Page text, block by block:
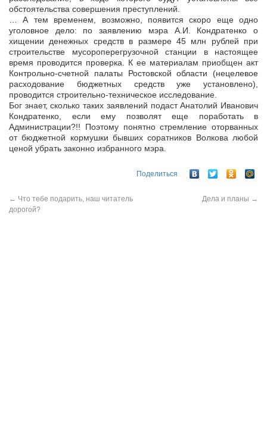
обстоятельства совершения преступлений.
… А тем временем, возможно, появится скоро еще одно
уголовное дело: по заявлению мэра А.И. Кондратенко о
хищении денежных средств в размере 45 млн рублей при
строительстве мусороперегрузочной станции в настоящее
время проводится проверка. К ее материалам приобщен акт
Контрольно-счетной палаты Ростовской области (нецелевое
расходование бюджетных средств уже установлено),
проводится строительно-техническое исследование.
Бог знает, сколько таких заявлений подаст Анатолий Иванович
Кондратенко, если ему позволят еще поработать в
Администрации?!! Поэтому понятно стремление оторванных
от бюджетной кормушки бывших соратников Волкова любой
ценой убрать законно избранного мэра.
Поделиться
← Что тебе подарить, наш читатель
дорогой?
Дела и планы →